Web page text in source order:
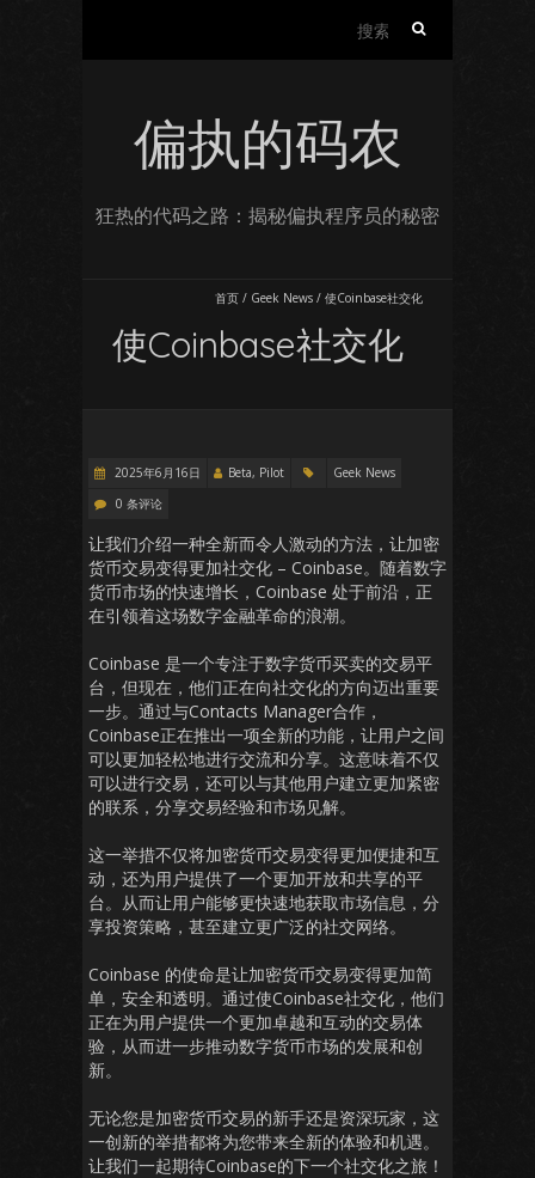
偏执的码农
狂热的代码之路：揭秘偏执程序员的秘密
首页 / Geek News / 使Coinbase社交化
使Coinbase社交化
2025年6月16日 Beta, Pilot
Geek News
0 条评论
让我们介绍一种全新而令人激动的方法，让加密
货币交易变得更加社交化 – Coinbase。随着数字
货币市场的快速增长，Coinbase 处于前沿，正
在引领着这场数字金融革命的浪潮。
Coinbase 是一个专注于数字货币买卖的交易平
台，但现在，他们正在向社交化的方向迈出重要
一步。通过与Contacts Manager合作，
Coinbase正在推出一项全新的功能，让用户之间
可以更加轻松地进行交流和分享。这意味着不仅
可以进行交易，还可以与其他用户建立更加紧密
的联系，分享交易经验和市场见解。
这一举措不仅将加密货币交易变得更加便捷和互
动，还为用户提供了一个更加开放和共享的平
台。从而让用户能够更快速地获取市场信息，分
享投资策略，甚至建立更广泛的社交网络。
Coinbase 的使命是让加密货币交易变得更加简
单，安全和透明。通过使Coinbase社交化，他们
正在为用户提供一个更加卓越和互动的交易体
验，从而进一步推动数字货币市场的发展和创
新。
无论您是加密货币交易的新手还是资深玩家，这
一创新的举措都将为您带来全新的体验和机遇。
让我们一起期待Coinbase的下一个社交化之旅！